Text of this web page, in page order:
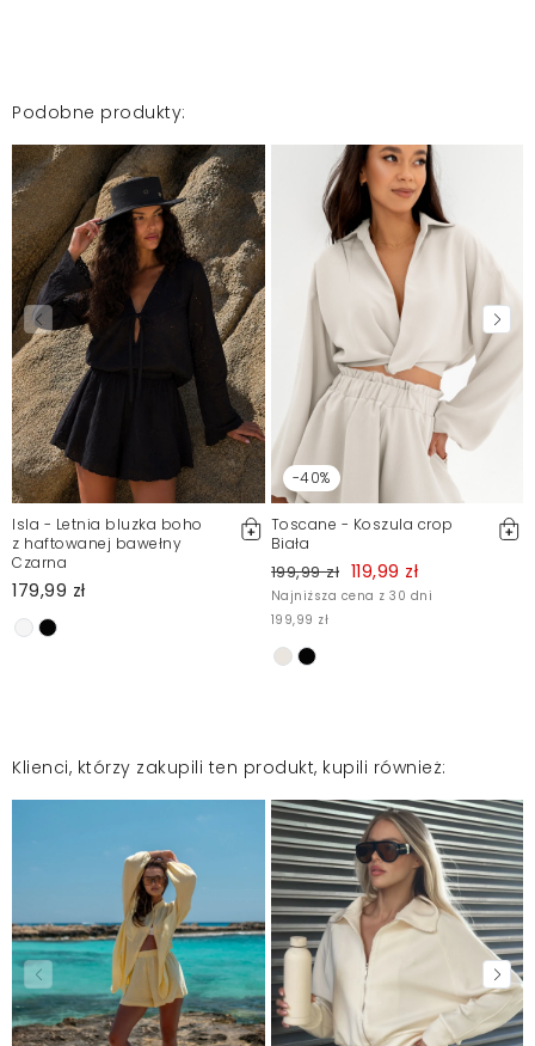
Podobne produkty:
Isla - Letnia bluzka boho
z haftowanej bawełny
Czarna
179,99 zł
-40%
Toscane - Koszula crop
Biała
199,99 zł 119,99 zł
Najniższa cena z 30 dni
199,99 zł
Klienci, którzy zakupili ten produkt, kupili również: